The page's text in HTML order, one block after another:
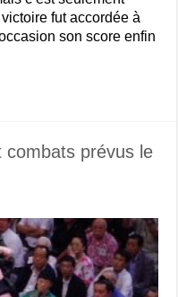
fut accordée à
son score enfin
combats prévus le